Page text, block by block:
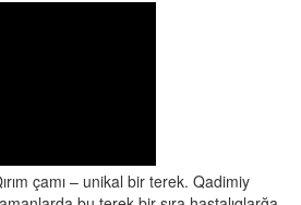
çamı – unikal bir terek. Qadimiy